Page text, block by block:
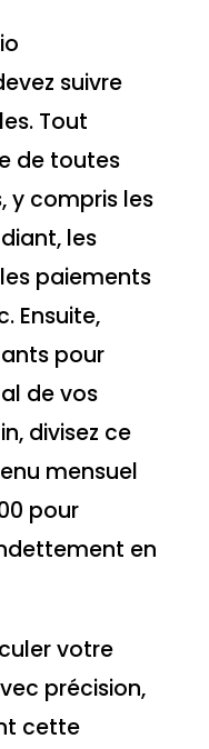
suivre
Tout
de toutes
y compris les
les
paiements
Ensuite,
pour
de vos
divisez ce
mensuel
pour
en
votre
précision,
cette